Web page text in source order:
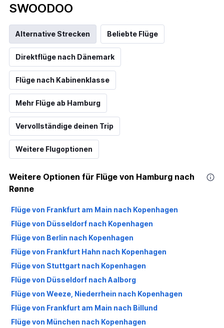
SWOODOO
Alternative Strecken Beliebte Flüge
Direktflüge nach Dänemark
Flüge nach Kabinenklasse
Mehr Flüge ab Hamburg
Vervollständige deinen Trip
Weitere Flugoptionen
Weitere Optionen für Flüge von Hamburg nach
Rønne
Flüge von Frankfurt am Main nach Kopenhagen
Flüge von Düsseldorf nach Kopenhagen
Flüge von Berlin nach Kopenhagen
Flüge von Frankfurt Hahn nach Kopenhagen
Flüge von Stuttgart nach Kopenhagen
Flüge von Düsseldorf nach Aalborg
Flüge von Weeze, Niederrhein nach Kopenhagen
Flüge von Frankfurt am Main nach Billund
Flüge von München nach Kopenhagen